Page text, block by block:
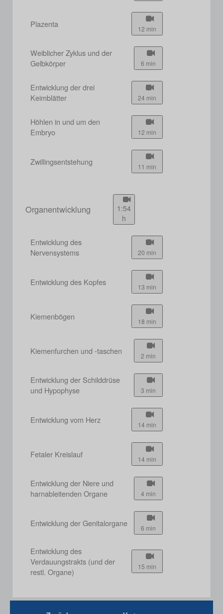
Plazenta 12 min
Weiblicher Zyklus und der
Gelbkörper
6 min
Entwicklung der drei
Keimblätter
24 min
Höhlen in und um den
Embryo
12 min
Zwillingsentstehung 11 min
Organentwicklung
1:54
h
Entwicklung des
Nervensystems
20 min
Entwicklung des Kopfes 13 min
Kiemenbögen 18 min
Kiemenfurchen und -taschen 2 min
Entwicklung der Schilddrüse
und Hypophyse
3 min
Entwicklung vom Herz 14 min
Fetaler Kreislauf 14 min
Entwicklung der Niere und
harnableitenden Organe
4 min
Entwicklung der Genitalorgane 6 min
Entwicklung des
Verdauungstrakts (und der
restl. Organe)
15 min